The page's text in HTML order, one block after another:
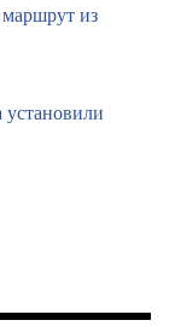
из
установили